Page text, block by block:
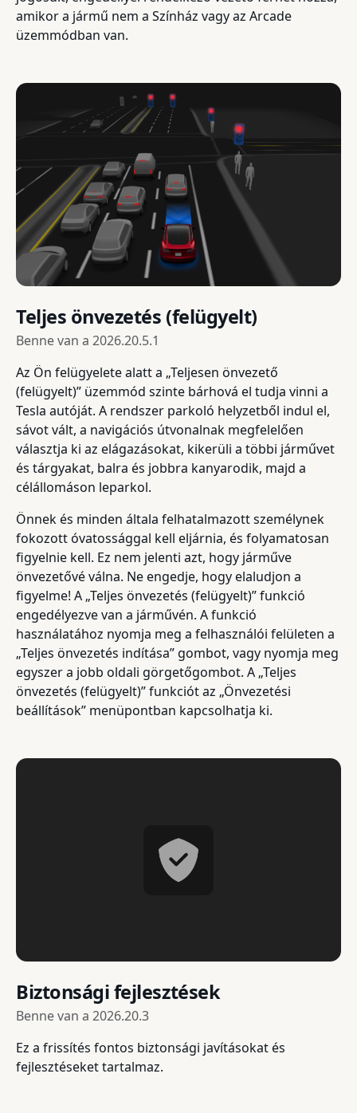
amikor a jármű nem a Színház vagy az Arcade
üzemmódban van.
Teljes önvezetés (felügyelt)
Benne van a 2026.20.5.1
Az Ön felügyelete alatt a „Teljesen önvezető
(felügyelt)” üzemmód szinte bárhová el tudja vinni a
Tesla autóját. A rendszer parkoló helyzetből indul el,
sávot vált, a navigációs útvonalnak megfelelően
választja ki az elágazásokat, kikerüli a többi járművet
és tárgyakat, balra és jobbra kanyarodik, majd a
célállomáson leparkol.
Önnek és minden általa felhatalmazott személynek
fokozott óvatossággal kell eljárnia, és folyamatosan
figyelnie kell. Ez nem jelenti azt, hogy járműve
önvezetővé válna. Ne engedje, hogy elaludjon a
figyelme! A „Teljes önvezetés (felügyelt)” funkció
engedélyezve van a járművén. A funkció
használatához nyomja meg a felhasználói felületen a
„Teljes önvezetés indítása” gombot, vagy nyomja meg
egyszer a jobb oldali görgetőgombot. A „Teljes
önvezetés (felügyelt)” funkciót az „Önvezetési
beállítások” menüpontban kapcsolhatja ki.
Biztonsági fejlesztések
Benne van a 2026.20.3
Ez a frissítés fontos biztonsági javításokat és
fejlesztéseket tartalmaz.